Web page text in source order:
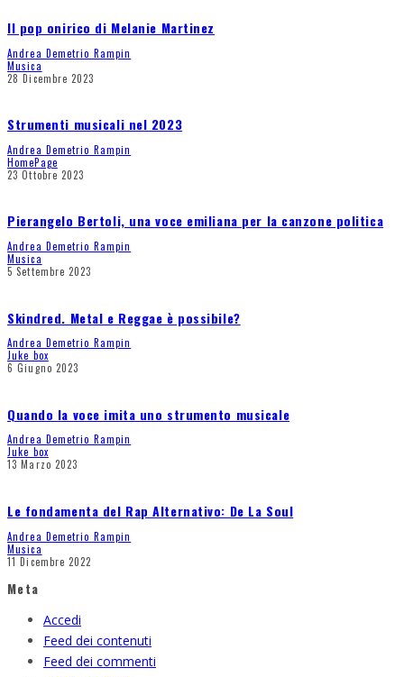
Il pop onirico di Melanie Martinez
Andrea Demetrio Rampin
Musica
28 Dicembre 2023
Strumenti musicali nel 2023
Andrea Demetrio Rampin
HomePage
23 Ottobre 2023
Pierangelo Bertoli, una voce emiliana per la canzone politica
Andrea Demetrio Rampin
Musica
5 Settembre 2023
Skindred. Metal e Reggae è possibile?
Andrea Demetrio Rampin
Juke box
6 Giugno 2023
Quando la voce imita uno strumento musicale
Andrea Demetrio Rampin
Juke box
13 Marzo 2023
Le fondamenta del Rap Alternativo: De La Soul
Andrea Demetrio Rampin
Musica
11 Dicembre 2022
Meta
Accedi
Feed dei contenuti
Feed dei commenti